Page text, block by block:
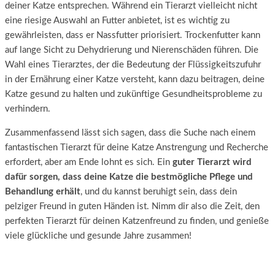
deiner Katze entsprechen. Während ein Tierarzt vielleicht nicht
eine riesige Auswahl an Futter anbietet, ist es wichtig zu
gewährleisten, dass er Nassfutter priorisiert. Trockenfutter kann
auf lange Sicht zu Dehydrierung und Nierenschäden führen. Die
Wahl eines Tierarztes, der die Bedeutung der Flüssigkeitszufuhr
in der Ernährung einer Katze versteht, kann dazu beitragen, deine
Katze gesund zu halten und zukünftige Gesundheitsprobleme zu
verhindern.
Zusammenfassend lässt sich sagen, dass die Suche nach einem
fantastischen Tierarzt für deine Katze Anstrengung und Recherche
erfordert, aber am Ende lohnt es sich. Ein guter Tierarzt wird
dafür sorgen, dass deine Katze die bestmögliche Pflege und
Behandlung erhält, und du kannst beruhigt sein, dass dein
pelziger Freund in guten Händen ist. Nimm dir also die Zeit, den
perfekten Tierarzt für deinen Katzenfreund zu finden, und genieße
viele glückliche und gesunde Jahre zusammen!